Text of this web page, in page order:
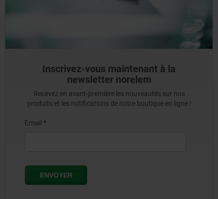
Inscrivez-vous maintenant à la
newsletter norelem
Recevez en avant-première les nouveautés sur nos
produits et les notifications de notre boutique en ligne !